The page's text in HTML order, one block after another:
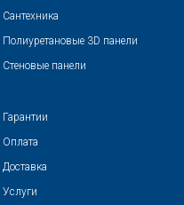
Сантехника
Полиуретановые 3D панели
Стеновые панели
Гарантии
Оплата
Доставка
Услуги